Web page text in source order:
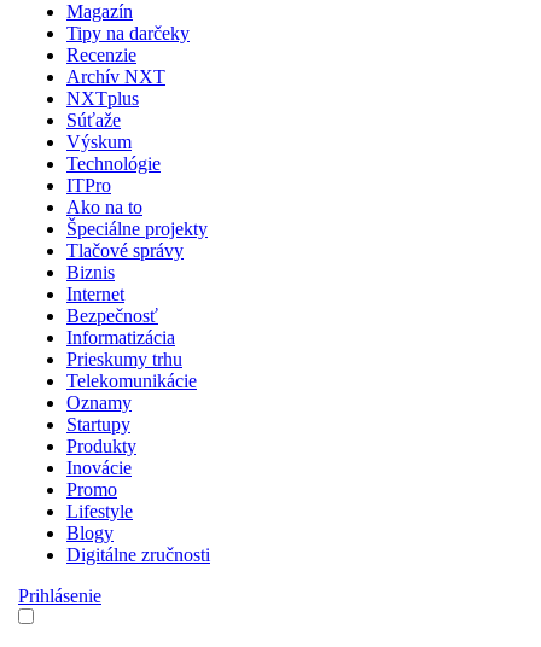
Magazín
Tipy na darčeky
Recenzie
Archív NXT
NXTplus
Súťaže
Výskum
Technológie
ITPro
Ako na to
Špeciálne projekty
Tlačové správy
Biznis
Internet
Bezpečnosť
Informatizácia
Prieskumy trhu
Telekomunikácie
Oznamy
Startupy
Produkty
Inovácie
Promo
Lifestyle
Blogy
Digitálne zručnosti
Prihlásenie